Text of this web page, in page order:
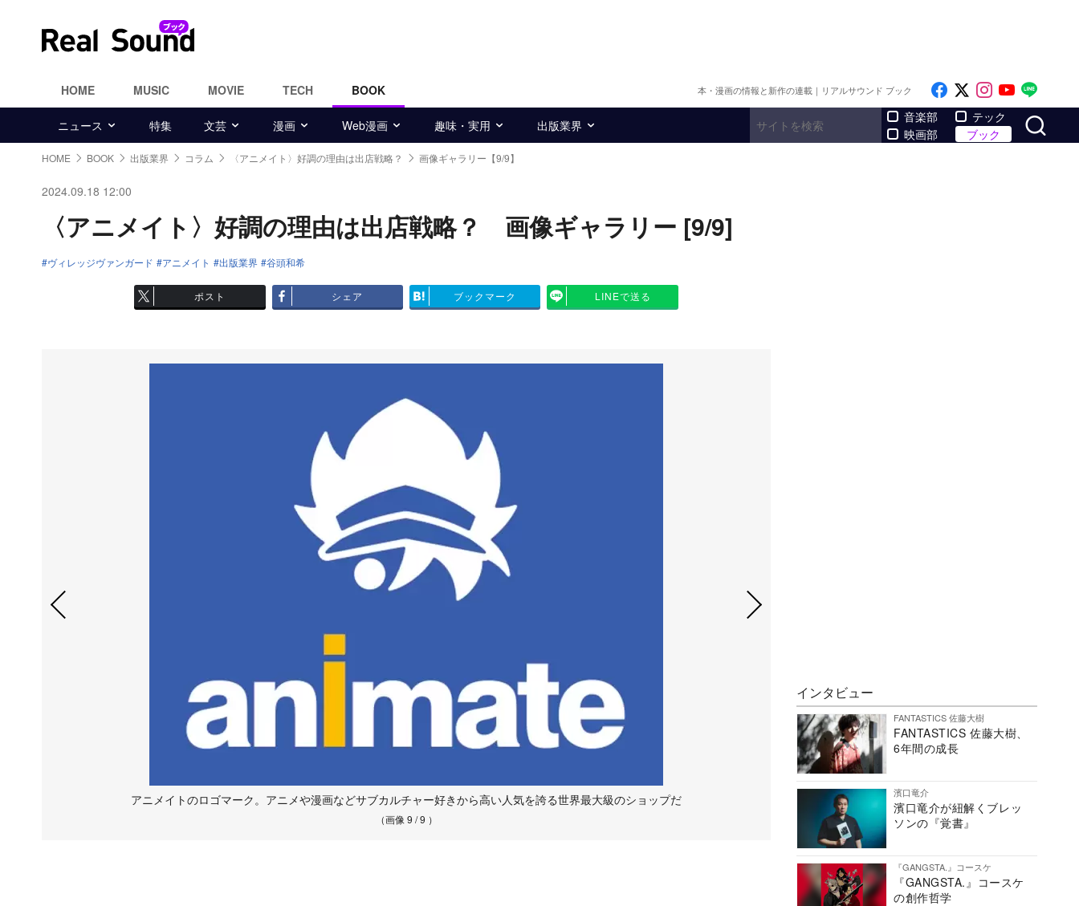
HOME MUSIC MOVIE TECH BOOK 本・漫画の情報と新作の連載｜リアルサウンド ブック Like on Facebook
Follow on x
Follow on
Follow
ニュース 特集 文芸 漫画 Web漫画 趣味・実用 出版業界
音楽部
映画部
テック
ブック
HOME BOOK 出版業界 コラム 〈アニメイト〉好調の理由は出店戦略？ 画像ギャラリー【9/9】
2024.09.18 12:00
〈アニメイト〉好調の理由は出店戦略？ 画像ギャラリー [9/9]
ヴィレッジヴァンガード アニメイト 出版業界 谷頭和希
ポスト シェア ブックマーク LINEで送る
アニメイトのロゴマーク。アニメや漫画などサブカルチャー好きから高い人気を誇る世界最大級のショップだ
（画像 9 / 9 ）
インタビュー
FANTASTICS 佐藤大樹
FANTASTICS 佐藤大樹、
6年間の成長
濱口竜介
濱口竜介が紐解くブレッ
ソンの『覚書』
『GANGSTA.』コースケ
『GANGSTA.』コースケ
の創作哲学